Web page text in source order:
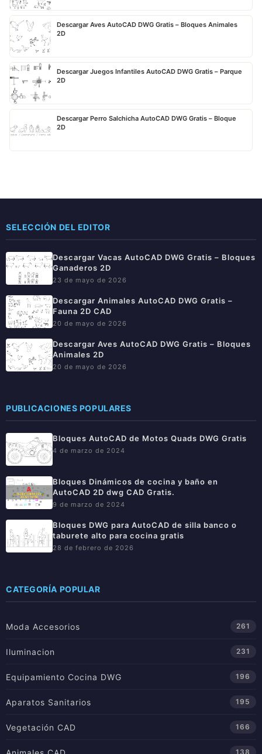
Descargar Aves AutoCAD DWG Gratis – Bloques Animales
2D
Descargar Juegos Infantiles AutoCAD DWG Gratis – Parque
2D
Descargar Perro Salchicha AutoCAD DWG Gratis – Bloque
2D
SELECCIÓN DEL EDITOR
Descargar Vacas AutoCAD DWG Gratis – Bloques
Ganaderos 2D
23 de mayo de 2026
Descargar Animales AutoCAD DWG Gratis –
Fauna 2D CAD
20 de mayo de 2026
Descargar Aves AutoCAD DWG Gratis – Bloques
Animales 2D
20 de mayo de 2026
PUBLICACIONES POPULARES
Bloques AutoCAD de Motos Quads DWG Gratis
4 de marzo de 2024
Bloques Dinámicos de cocina y baño en
AutoCAD 2D dwg CAD Gratis.
9 de marzo de 2024
Bloques DWG para AutoCAD de silla banco o
taburete alto para cocina gratis
28 de febrero de 2026
CATEGORÍA POPULAR
Moda Accesorios 261
Iluminacion 231
Equipamiento Cocina DWG 196
Aparatos Sanitarios 195
Vegetación CAD 166
138